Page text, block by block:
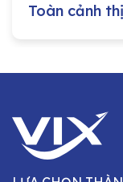
Toàn cảnh